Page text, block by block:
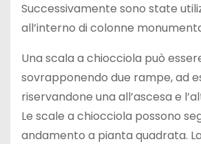
Successivamente sono state
all’interno di colonne
Una scala a chiocciola può
sovrapponendo due rampe, ad
riservandone una all’ascesa e
Le scale a chiocciola possono
andamento a pianta quadrata.